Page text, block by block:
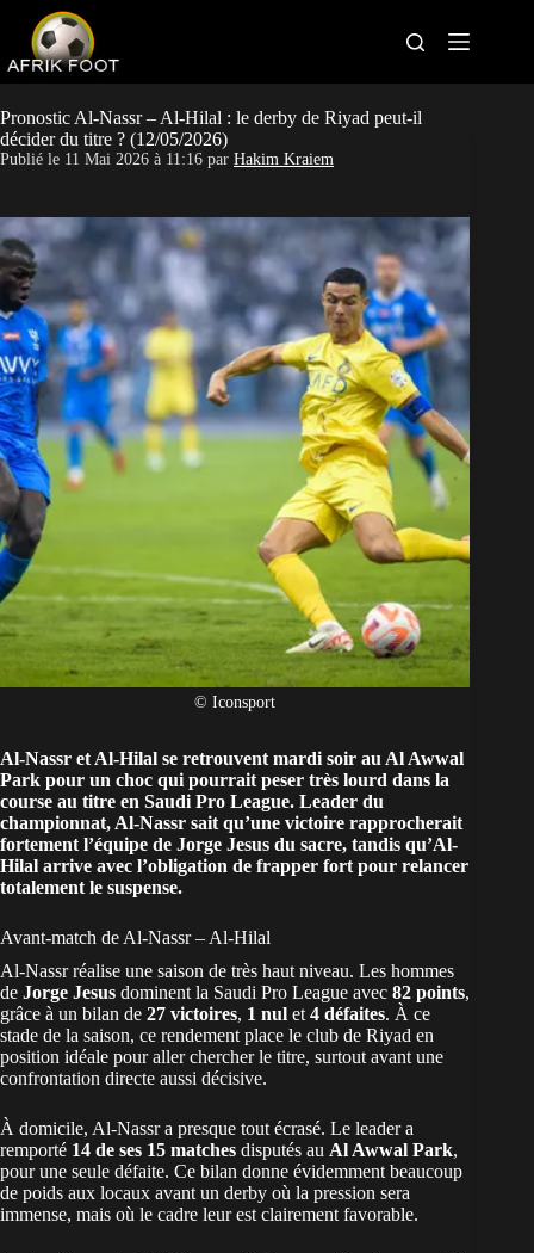
p
o
c
o
e
n
t
Bonus bookmakers
APK paris sportifs
Sites paris sportifs
Pronostics foot
Actus Foot
Pronostic Al-Nassr – Al-Hilal : le derby de Riyad peut-il
décider du titre ? (12/05/2026)
Publié le 11 Mai 2026 à 11:16 par Hakim Kraiem
© Iconsport
Al-Nassr et Al-Hilal se retrouvent mardi soir au Al Awwal
Park pour un choc qui pourrait peser très lourd dans la
course au titre en Saudi Pro League. Leader du
championnat, Al-Nassr sait qu’une victoire rapprocherait
fortement l’équipe de Jorge Jesus du sacre, tandis qu’Al-
Hilal arrive avec l’obligation de frapper fort pour relancer
totalement le suspense.
Avant-match de Al-Nassr – Al-Hilal
Al-Nassr réalise une saison de très haut niveau. Les hommes
de Jorge Jesus dominent la Saudi Pro League avec 82 points,
grâce à un bilan de 27 victoires, 1 nul et 4 défaites. À ce
stade de la saison, ce rendement place le club de Riyad en
position idéale pour aller chercher le titre, surtout avant une
confrontation directe aussi décisive.
À domicile, Al-Nassr a presque tout écrasé. Le leader a
remporté 14 de ses 15 matches disputés au Al Awwal Park,
pour une seule défaite. Ce bilan donne évidemment beaucoup
de poids aux locaux avant un derby où la pression sera
immense, mais où le cadre leur est clairement favorable.